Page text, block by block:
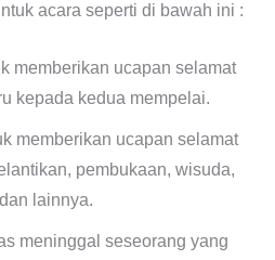
acara seperti di bawah ini :
memberikan ucapan selamat
kepada kedua mempelai.
memberikan ucapan selamat
pembukaan, wisuda,
lainnya.
meninggal seseorang yang